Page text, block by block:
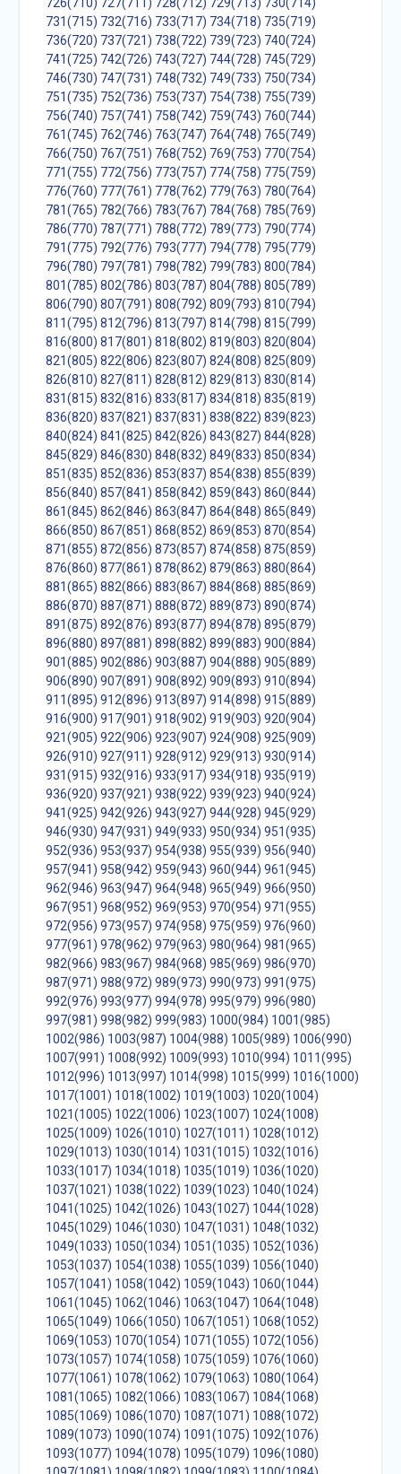
731(715) 732(716) 733(717) 734(718) 735(719)
736(720) 737(721) 738(722) 739(723) 740(724)
741(725) 742(726) 743(727) 744(728) 745(729)
746(730) 747(731) 748(732) 749(733) 750(734)
751(735) 752(736) 753(737) 754(738) 755(739)
756(740) 757(741) 758(742) 759(743) 760(744)
761(745) 762(746) 763(747) 764(748) 765(749)
766(750) 767(751) 768(752) 769(753) 770(754)
771(755) 772(756) 773(757) 774(758) 775(759)
776(760) 777(761) 778(762) 779(763) 780(764)
781(765) 782(766) 783(767) 784(768) 785(769)
786(770) 787(771) 788(772) 789(773) 790(774)
791(775) 792(776) 793(777) 794(778) 795(779)
796(780) 797(781) 798(782) 799(783) 800(784)
801(785) 802(786) 803(787) 804(788) 805(789)
806(790) 807(791) 808(792) 809(793) 810(794)
811(795) 812(796) 813(797) 814(798) 815(799)
816(800) 817(801) 818(802) 819(803) 820(804)
821(805) 822(806) 823(807) 824(808) 825(809)
826(810) 827(811) 828(812) 829(813) 830(814)
831(815) 832(816) 833(817) 834(818) 835(819)
836(820) 837(821) 837(831) 838(822) 839(823)
840(824) 841(825) 842(826) 843(827) 844(828)
845(829) 846(830) 848(832) 849(833) 850(834)
851(835) 852(836) 853(837) 854(838) 855(839)
856(840) 857(841) 858(842) 859(843) 860(844)
861(845) 862(846) 863(847) 864(848) 865(849)
866(850) 867(851) 868(852) 869(853) 870(854)
871(855) 872(856) 873(857) 874(858) 875(859)
876(860) 877(861) 878(862) 879(863) 880(864)
881(865) 882(866) 883(867) 884(868) 885(869)
886(870) 887(871) 888(872) 889(873) 890(874)
891(875) 892(876) 893(877) 894(878) 895(879)
896(880) 897(881) 898(882) 899(883) 900(884)
901(885) 902(886) 903(887) 904(888) 905(889)
906(890) 907(891) 908(892) 909(893) 910(894)
911(895) 912(896) 913(897) 914(898) 915(889)
916(900) 917(901) 918(902) 919(903) 920(904)
921(905) 922(906) 923(907) 924(908) 925(909)
926(910) 927(911) 928(912) 929(913) 930(914)
931(915) 932(916) 933(917) 934(918) 935(919)
936(920) 937(921) 938(922) 939(923) 940(924)
941(925) 942(926) 943(927) 944(928) 945(929)
946(930) 947(931) 949(933) 950(934) 951(935)
952(936) 953(937) 954(938) 955(939) 956(940)
957(941) 958(942) 959(943) 960(944) 961(945)
962(946) 963(947) 964(948) 965(949) 966(950)
967(951) 968(952) 969(953) 970(954) 971(955)
972(956) 973(957) 974(958) 975(959) 976(960)
977(961) 978(962) 979(963) 980(964) 981(965)
982(966) 983(967) 984(968) 985(969) 986(970)
987(971) 988(972) 989(973) 990(973) 991(975)
992(976) 993(977) 994(978) 995(979) 996(980)
997(981) 998(982) 999(983) 1000(984) 1001(985)
1002(986) 1003(987) 1004(988) 1005(989) 1006(990)
1007(991) 1008(992) 1009(993) 1010(994) 1011(995)
1012(996) 1013(997) 1014(998) 1015(999) 1016(1000)
1017(1001) 1018(1002) 1019(1003) 1020(1004)
1021(1005) 1022(1006) 1023(1007) 1024(1008)
1025(1009) 1026(1010) 1027(1011) 1028(1012)
1029(1013) 1030(1014) 1031(1015) 1032(1016)
1033(1017) 1034(1018) 1035(1019) 1036(1020)
1037(1021) 1038(1022) 1039(1023) 1040(1024)
1041(1025) 1042(1026) 1043(1027) 1044(1028)
1045(1029) 1046(1030) 1047(1031) 1048(1032)
1049(1033) 1050(1034) 1051(1035) 1052(1036)
1053(1037) 1054(1038) 1055(1039) 1056(1040)
1057(1041) 1058(1042) 1059(1043) 1060(1044)
1061(1045) 1062(1046) 1063(1047) 1064(1048)
1065(1049) 1066(1050) 1067(1051) 1068(1052)
1069(1053) 1070(1054) 1071(1055) 1072(1056)
1073(1057) 1074(1058) 1075(1059) 1076(1060)
1077(1061) 1078(1062) 1079(1063) 1080(1064)
1081(1065) 1082(1066) 1083(1067) 1084(1068)
1085(1069) 1086(1070) 1087(1071) 1088(1072)
1089(1073) 1090(1074) 1091(1075) 1092(1076)
1093(1077) 1094(1078) 1095(1079) 1096(1080)